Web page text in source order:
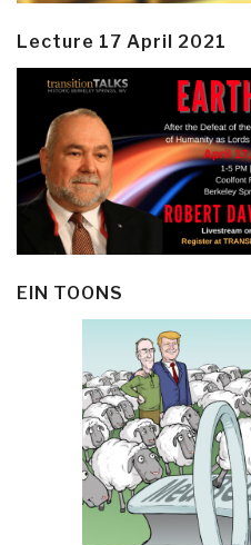
Lecture 17 April 2021
EIN TOONS